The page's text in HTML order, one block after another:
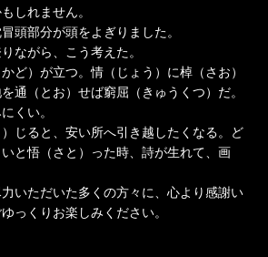
しれません。
頭部分が頭をよぎりました。
ながら、こう考えた。
ど）が立つ。情（じょう）に棹（さお）
通（とお）せば窮屈（きゅうくつ）だ。
くい。
じると、安い所へ引き越したくなる。ど
と悟（さと）った時、詩が生れて、画
いただいた多くの方々に、心より感謝い
っくりお楽しみください。